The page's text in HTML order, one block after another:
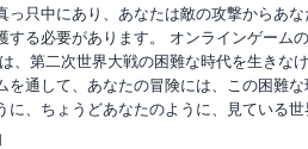
っ只中にあり、あなたは敵の攻撃からあ
する必要があります。 オンラインゲーム
、第二次世界大戦の困難な時代を生きな
を通して、あなたの冒険には、この困難
に、ちょうどあなたのように、見ている